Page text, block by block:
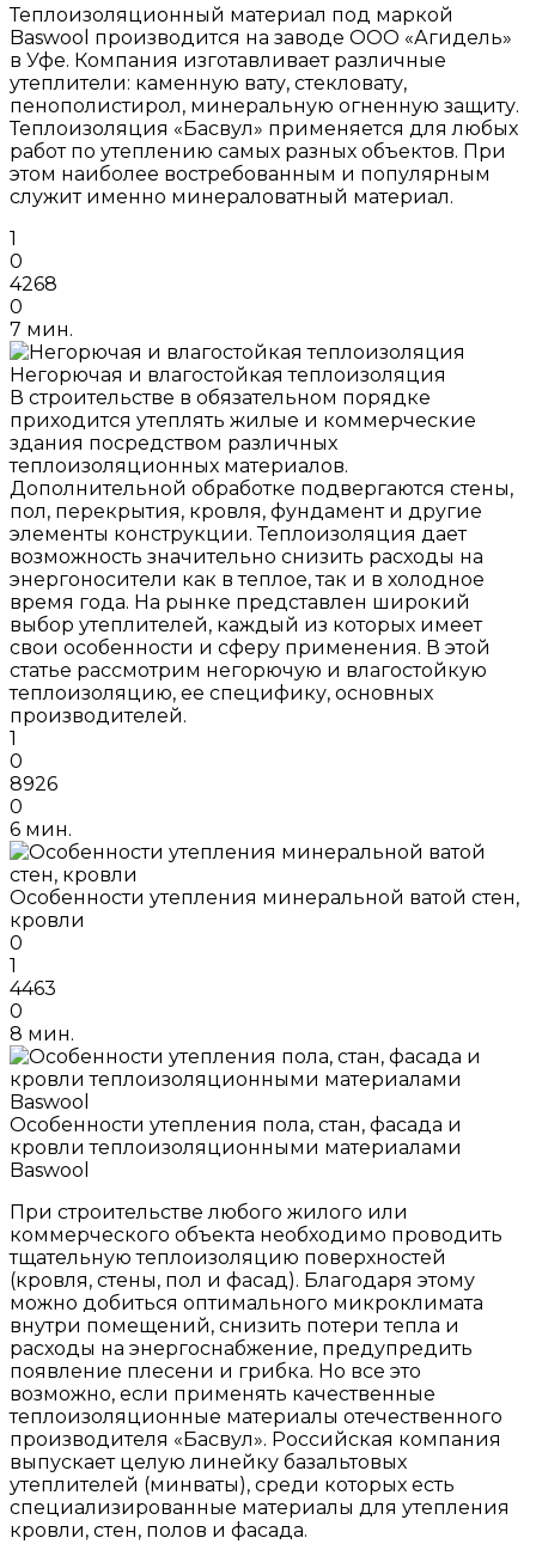
Теплоизоляционный материал под маркой
Baswool производится на заводе ООО «Агидель»
в Уфе. Компания изготавливает различные
утеплители: каменную вату, стекловату,
пенополистирол, минеральную огненную защиту.
Теплоизоляция «Басвул» применяется для любых
работ по утеплению самых разных объектов. При
этом наиболее востребованным и популярным
служит именно минераловатный материал.
1
0
4268
0
7 мин.
Негорючая и влагостойкая теплоизоляция
В строительстве в обязательном порядке
приходится утеплять жилые и коммерческие
здания посредством различных
теплоизоляционных материалов.
Дополнительной обработке подвергаются стены,
пол, перекрытия, кровля, фундамент и другие
элементы конструкции. Теплоизоляция дает
возможность значительно снизить расходы на
энергоносители как в теплое, так и в холодное
время года. На рынке представлен широкий
выбор утеплителей, каждый из которых имеет
свои особенности и сферу применения. В этой
статье рассмотрим негорючую и влагостойкую
теплоизоляцию, ее специфику, основных
производителей.
1
0
8926
0
6 мин.
Особенности утепления минеральной ватой стен,
кровли
0
1
4463
0
8 мин.
Особенности утепления пола, стан, фасада и
кровли теплоизоляционными материалами
Baswool
При строительстве любого жилого или
коммерческого объекта необходимо проводить
тщательную теплоизоляцию поверхностей
(кровля, стены, пол и фасад). Благодаря этому
можно добиться оптимального микроклимата
внутри помещений, снизить потери тепла и
расходы на энергоснабжение, предупредить
появление плесени и грибка. Но все это
возможно, если применять качественные
теплоизоляционные материалы отечественного
производителя «Басвул». Российская компания
выпускает целую линейку базальтовых
утеплителей (минваты), среди которых есть
специализированные материалы для утепления
кровли, стен, полов и фасада.